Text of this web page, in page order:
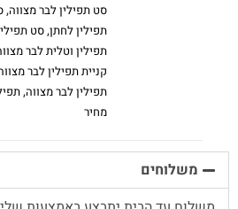
סט תפילין לבר מצווה,
תפילין לחתן,סט
תפילין וטלית לבר
קניית תפילין לבר
תפילין לבר מצווה,
מחיר
משלוחים